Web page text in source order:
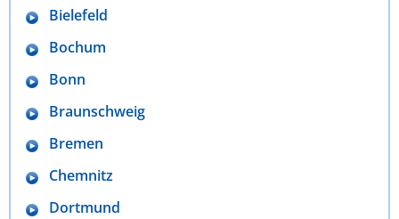
Bielefeld
Bochum
Bonn
Braunschweig
Bremen
Chemnitz
Dortmund